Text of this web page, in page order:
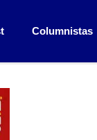
Columnistas